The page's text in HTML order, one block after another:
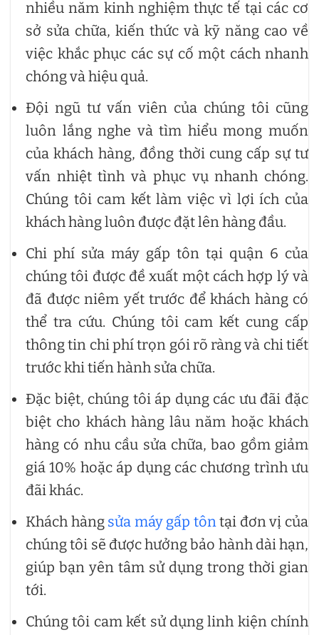
nhiều năm kinh nghiệm thực tế tại các cơ
sở sửa chữa, kiến thức và kỹ năng cao về
việc khắc phục các sự cố một cách nhanh
chóng và hiệu quả.
Đội ngũ tư vấn viên của chúng tôi cũng
luôn lắng nghe và tìm hiểu mong muốn
của khách hàng, đồng thời cung cấp sự tư
vấn nhiệt tình và phục vụ nhanh chóng.
Chúng tôi cam kết làm việc vì lợi ích của
khách hàng luôn được đặt lên hàng đầu.
Chi phí sửa máy gấp tôn tại quận 6 của
chúng tôi được đề xuất một cách hợp lý và
đã được niêm yết trước để khách hàng có
thể tra cứu. Chúng tôi cam kết cung cấp
thông tin chi phí trọn gói rõ ràng và chi tiết
trước khi tiến hành sửa chữa.
Đặc biệt, chúng tôi áp dụng các ưu đãi đặc
biệt cho khách hàng lâu năm hoặc khách
hàng có nhu cầu sửa chữa, bao gồm giảm
giá 10% hoặc áp dụng các chương trình ưu
đãi khác.
Khách hàng sửa máy gấp tôntại đơn vị của
chúng tôi sẽ được hưởng bảo hành dài hạn,
giúp bạn yên tâm sử dụng trong thời gian
tới.
Chúng tôi cam kết sử dụng linh kiện chính